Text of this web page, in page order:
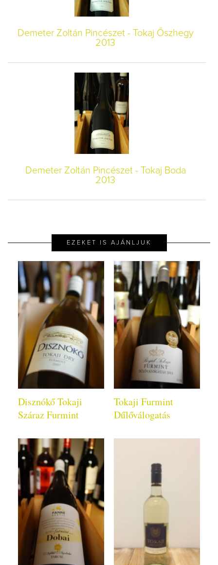
Demeter Zoltán Pincészet - Tokaj Őszhegy
2013
Demeter Zoltán Pincészet - Tokaj Boda
2013
EZEKET IS AJÁNLJUK
Disznókő Tokaji
Száraz Furmint
Tokaji Furmint
Dűlőválogatás